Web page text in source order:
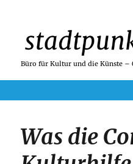
Büro für Kultur und die Künste –
Was die